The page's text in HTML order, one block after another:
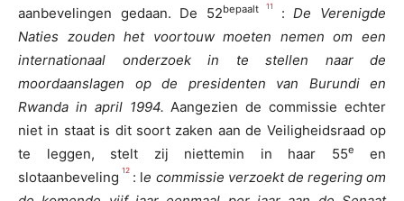
aanbevelingen gedaan. De 52bepaalt 11 :De Verenigde
Naties zouden het voortouw moeten nemen om een
internationaal onderzoek in te stellen naar de
moordaanslagen op de presidenten van Burundi en
Rwanda in april 1994. Aangezien de commissie echter
niet in staat is dit soort zaken aan de Veiligheidsraad op
te leggen, stelt zij niettemin in haar 55e
en
slotaanbeveling 12 : le commissie verzoekt de regering om